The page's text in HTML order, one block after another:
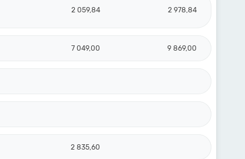
2 059,84 2 978,84
7 049,00 9 869,00
2 835,60